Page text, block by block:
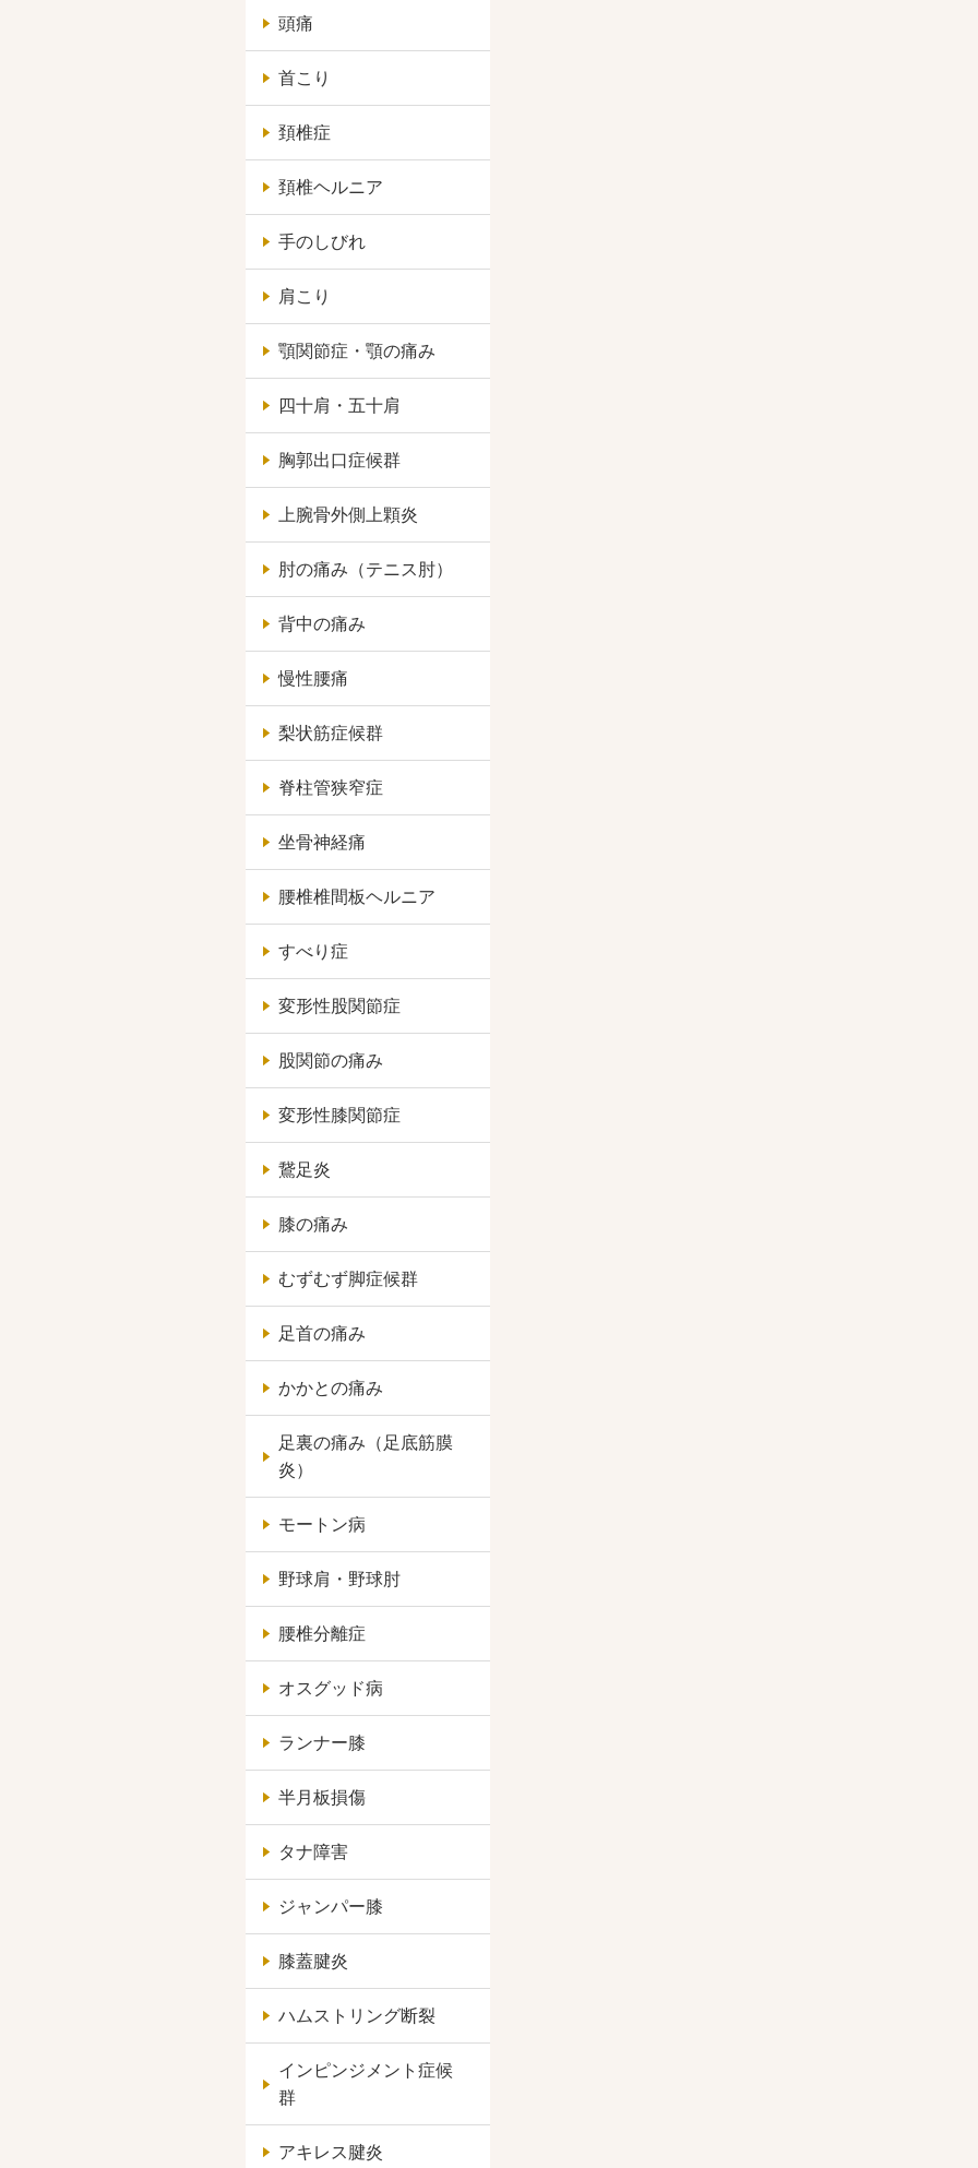
頭痛
首こり
頚椎症
頚椎ヘルニア
手のしびれ
肩こり
顎関節症・顎の痛み
四十肩・五十肩
胸郭出口症候群
上腕骨外側上顆炎
肘の痛み（テニス肘）
背中の痛み
慢性腰痛
梨状筋症候群
脊柱管狭窄症
坐骨神経痛
腰椎椎間板ヘルニア
すべり症
変形性股関節症
股関節の痛み
変形性膝関節症
鵞足炎
膝の痛み
むずむず脚症候群
足首の痛み
かかとの痛み
足裏の痛み（足底筋膜
炎）
モートン病
野球肩・野球肘
腰椎分離症
オスグッド病
ランナー膝
半月板損傷
タナ障害
ジャンパー膝
膝蓋腱炎
ハムストリング断裂
インピンジメント症候
群
アキレス腱炎